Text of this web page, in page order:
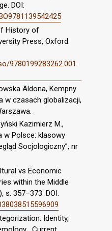
DOI:
History of
Press, Oxford.
9780199283262.001.
Aldona, Kempny
w czasach globalizacji,
Kazimierz M.,
w Polsce: klasowy
Socjologiczny”, nr
vs Economic
within the Middle
s. 357–373. DOI:
Identity,